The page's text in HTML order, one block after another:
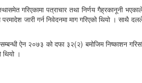
गरिएकामा पत्राचार तथा निर्णय गैह्रकानूनी
जारी गर्न निवेदनमा माग गरिएको थियो ।
ऐन २०७३ को दफा ३२(२) बमोजिम निष्काशन
थियो ।